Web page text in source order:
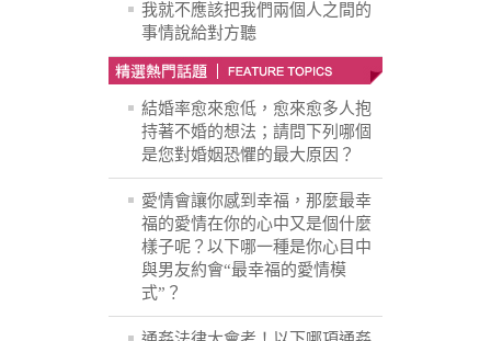
我就不應該把我們兩個人之間的
事情說給對方聽
結婚率愈來愈低，愈來愈多人抱
持著不婚的想法；請問下列哪個
是您對婚姻恐懼的最大原因？
愛情會讓你感到幸福，那麼最幸
福的愛情在你的心中又是個什麼
樣子呢？以下哪一種是你心目中
與男友約會“最幸福的愛情模
式”？